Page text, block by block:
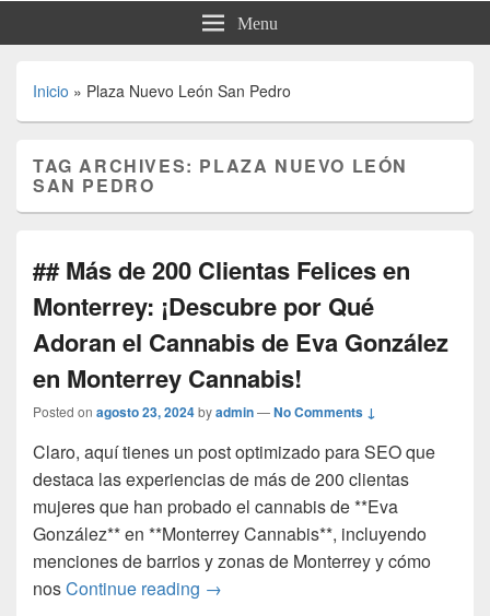
Menu
Inicio » Plaza Nuevo León San Pedro
TAG ARCHIVES: PLAZA NUEVO LEÓN
SAN PEDRO
## Más de 200 Clientas Felices en
Monterrey: ¡Descubre por Qué
Adoran el Cannabis de Eva González
en Monterrey Cannabis!
Posted on agosto 23, 2024byadmin—No Comments ↓
Claro, aquí tienes un post optimizado para SEO que
destaca las experiencias de más de 200 clientas
mujeres que han probado el cannabis de **Eva
González** en **Monterrey Cannabis**, incluyendo
menciones de barrios y zonas de Monterrey y cómo
nosContinue reading ## Más de 200 Clientas Felices en
→